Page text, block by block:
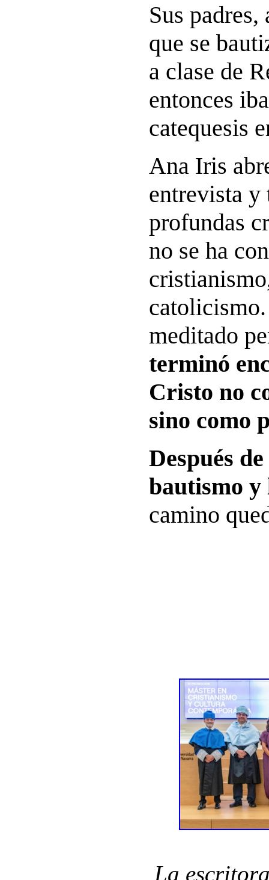
Sus padres,
que se
a clase de
entonces
catequesis
Ana Iris
entrevista y
profundas
no se ha
meditado
terminó
Cristo no
sino como
Después
bautismo y
camino
La